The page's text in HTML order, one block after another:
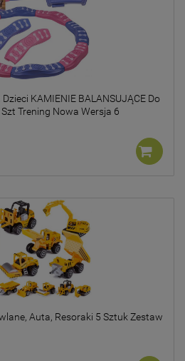
KAMIENIE BALANSUJĄCE Do
Trening Nowa Wersja 6
Auta, Resoraki 5 Sztuk Zestaw